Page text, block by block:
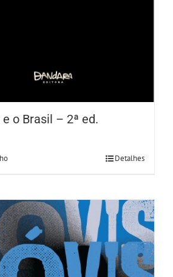
o Brasil – 2ª ed.
Detalhes